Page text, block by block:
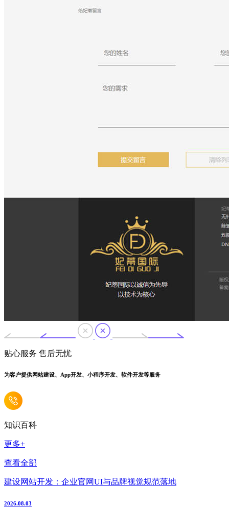
贴心服务 售后无忧
为客户提供网站建设、App开发、小程序开发、软件开发等服务
知识百科
更多+
查看全部
建设网站开发：企业官网UI与品牌视觉规范落地
2026.08.03